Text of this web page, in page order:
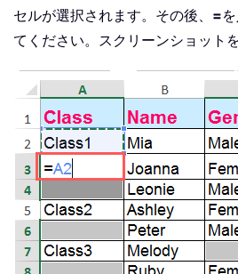
セルが選択されます。その後、 =
てください。スクリーンショット